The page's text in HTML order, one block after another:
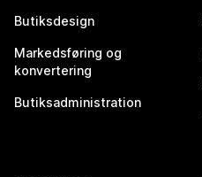
Butiksdesign
Markedsføring og
konvertering
Butiksadministration